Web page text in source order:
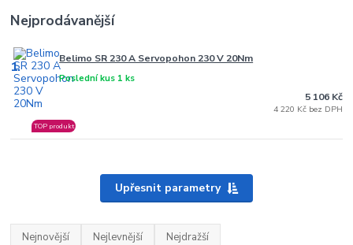
Nejprodávanější
1. Belimo SR 230 A Servopohon 230 V 20Nm
Poslední kus 1 ks
TOP produkt
5 106 Kč
4 220 Kč bez DPH
Upřesnit parametry
Nejnovější Nejlevnější Nejdražší